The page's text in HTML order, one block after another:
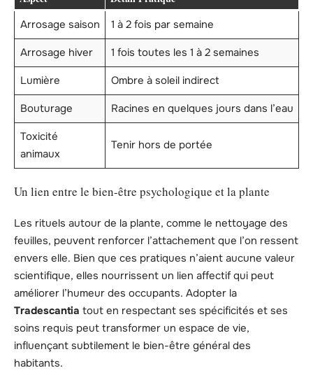
Arrosage saison
1 à 2 fois par semaine
Arrosage hiver
1 fois toutes les 1 à 2 semaines
Lumière
Ombre à soleil indirect
Bouturage
Racines en quelques jours dans l’eau
Toxicité
animaux
Tenir hors de portée
Un lien entre le bien-être psychologique et la plante
Les rituels autour de la plante, comme le nettoyage des
feuilles, peuvent renforcer l’attachement que l’on ressent
envers elle. Bien que ces pratiques n’aient aucune valeur
scientifique, elles nourrissent un lien affectif qui peut
améliorer l’humeur des occupants. Adopter la
Tradescantia tout en respectant ses spécificités et ses
soins requis peut transformer un espace de vie,
influençant subtilement le bien-être général des
habitants.